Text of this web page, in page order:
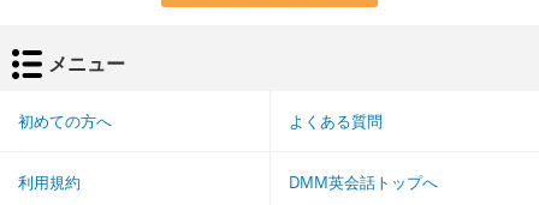
メニュー
初めての方へ よくある質問
利用規約 DMM英会話トップへ